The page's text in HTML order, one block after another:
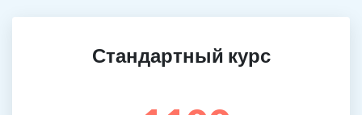
Стандартный курс